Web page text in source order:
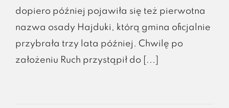
dopiero później pojawiła się też pierwotna
nazwa osady Hajduki, którą gmina oficjalnie
przybrała trzy lata później. Chwilę po
założeniu Ruch przystąpił do [...]